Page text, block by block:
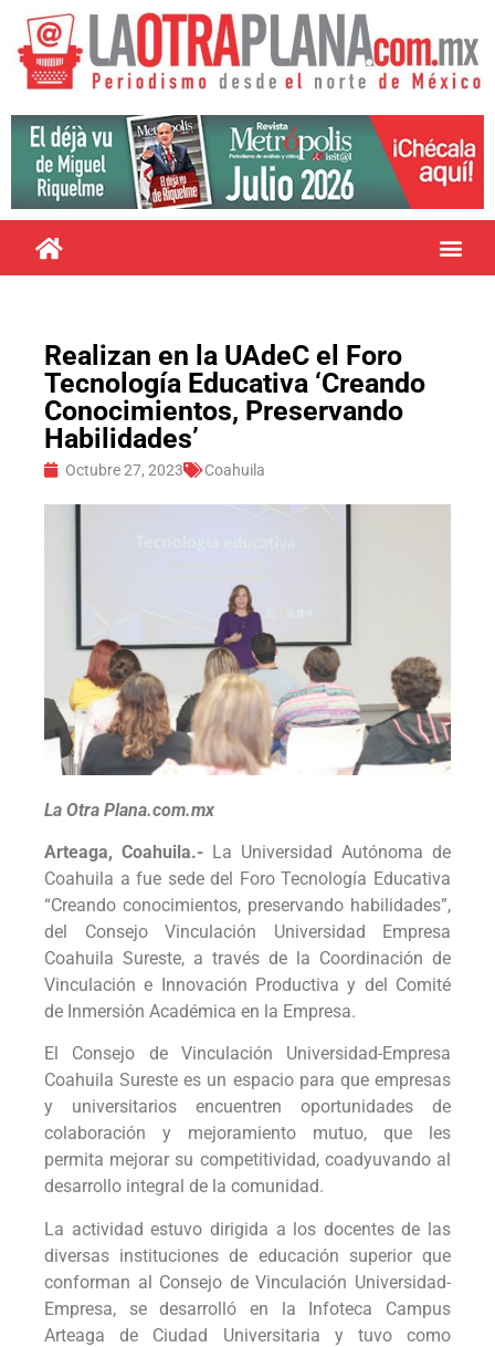
Realizan en la UAdeC el Foro
Tecnología Educativa ‘Creando
Conocimientos, Preservando
Habilidades’
Octubre 27, 2023 Coahuila
La Otra Plana.com.mx
Arteaga, Coahuila.- La Universidad Autónoma de
Coahuila a fue sede del Foro Tecnología Educativa
“Creando conocimientos, preservando habilidades”,
del Consejo Vinculación Universidad Empresa
Coahuila Sureste, a través de la Coordinación de
Vinculación e Innovación Productiva y del Comité
de Inmersión Académica en la Empresa.
El Consejo de Vinculación Universidad-Empresa
Coahuila Sureste es un espacio para que empresas
y universitarios encuentren oportunidades de
colaboración y mejoramiento mutuo, que les
permita mejorar su competitividad, coadyuvando al
desarrollo integral de la comunidad.
La actividad estuvo dirigida a los docentes de las
diversas instituciones de educación superior que
conforman al Consejo de Vinculación Universidad-
Empresa, se desarrolló en la Infoteca Campus
Arteaga de Ciudad Universitaria y tuvo como